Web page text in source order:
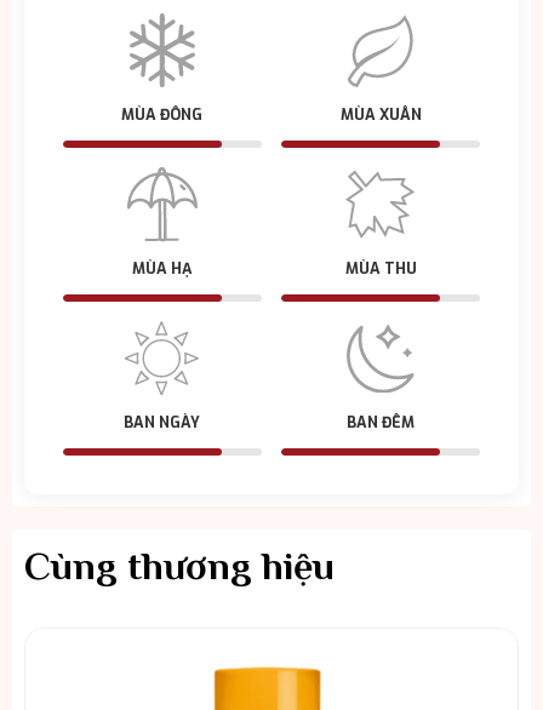
MÙA ĐÔNG MÙA XUÂN
MÙA HẠ MÙA THU
BAN NGÀY BAN ĐÊM
Cùng thương hiệu